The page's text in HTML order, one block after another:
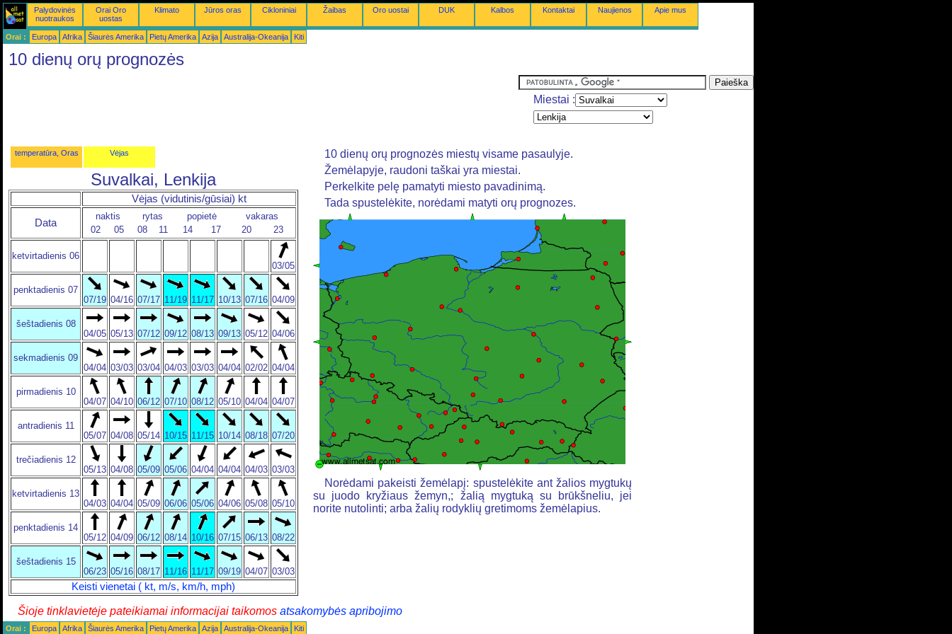
Palydovinės
nuotraukos
Orai Oro
uostas
Klimato Jūros oras Cikloniniai Žaibas Oro uostai DUK Kalbos Kontaktai Naujienos Apie mus
Orai : Europa Afrika Šiaurės Amerika Pietų Amerika Azija Australija-Okeanija Kiti
10 dienų orų prognozės
Miestai :
temperatūra, Oras Vėjas
Suvalkai, Lenkija
Vėjas (vidutinis/gūsiai) kt
Data
naktis rytas popietė
vakaras
02
05 08 11 14 17 20 23
ketvirtadienis 06
03/05
penktadienis 07
07/19 04/16 07/17 11/19 11/17 10/13 07/16 04/09
šeštadienis 08
04/05 05/13 07/12 09/12 08/13 09/13 05/12 04/06
sekmadienis 09
04/04 03/03 03/04 04/03 03/03 04/04 02/02 04/04
pirmadienis 10
04/07 04/10 06/12 07/10 08/12 05/10 04/04 04/07
antradienis 11
05/07 04/08 05/14 10/15 11/15 10/14 08/18 07/20
trečiadienis 12
05/13 04/08 05/09 05/06 04/04 04/04 04/03 03/03
ketvirtadienis 13
04/03 04/04 05/09 06/06 05/06 04/06 05/08 05/10
penktadienis 14
05/12 04/09 06/12 08/14 10/16 07/15 06/13 08/22
šeštadienis 15
06/23 05/16 08/17 11/16 11/17 09/19 04/07 03/03
Keisti vienetai ( kt, m/s, km/h, mph)
10 dienų orų prognozės miestų visame pasaulyje.
Žemėlapyje, raudoni taškai yra miestai.
Perkelkite pelę pamatyti miesto pavadinimą.
Tada spustelėkite, norėdami matyti orų prognozes.
Norėdami pakeisti žemėlapį: spustelėkite ant žalios mygtukų
su juodo kryžiaus žemyn,; žalią mygtuką su brūkšneliu, jei
norite nutolinti; arba žalių rodyklių gretimoms žemėlapius.
Šioje tinklavietėje pateikiamai informacijai taikomos atsakomybės apribojimo
Orai : Europa Afrika Šiaurės Amerika Pietų Amerika Azija Australija-Okeanija Kiti